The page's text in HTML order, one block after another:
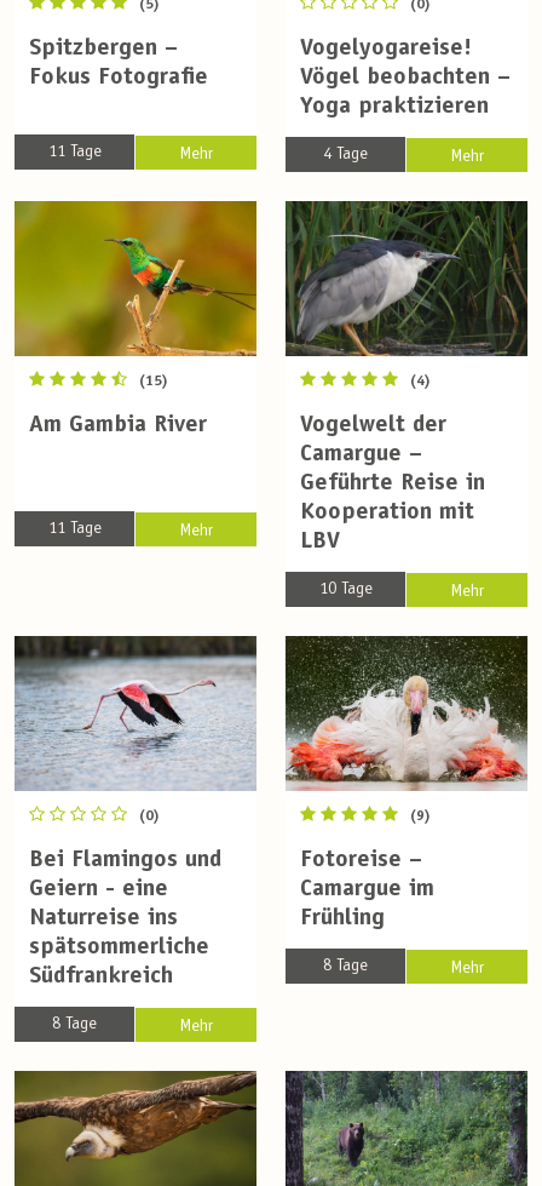
(5)
Spitzbergen –
Fokus Fotografie
11 Tage Mehr
(0)
Vogelyogareise!
Vögel beobachten –
Yoga praktizieren
4 Tage Mehr
(15)
Am Gambia River
11 Tage Mehr
(4)
Vogelwelt der
Camargue –
Geführte Reise in
Kooperation mit
LBV
10 Tage Mehr
(0)
Bei Flamingos und
Geiern - eine
Naturreise ins
spätsommerliche
Südfrankreich
8 Tage Mehr
(9)
Fotoreise –
Camargue im
Frühling
8 Tage Mehr